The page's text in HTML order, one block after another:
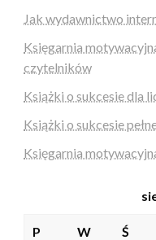
Jak wydawnictwo
Księgarnia
czytelników
Książki o sukcesie dla
Książki o sukcesie
Księgarnia
P W Ś